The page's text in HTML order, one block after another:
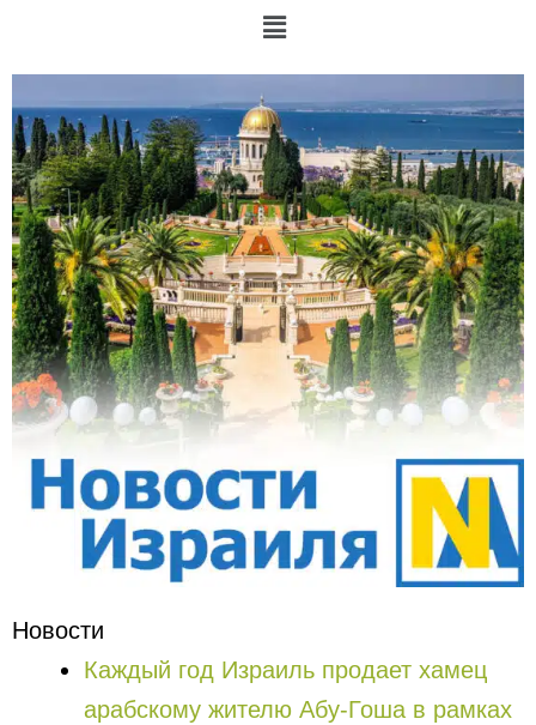
Меню
Новости
Каждый год Израиль продает хамец
арабскому жителю Абу-Гоша в рамках